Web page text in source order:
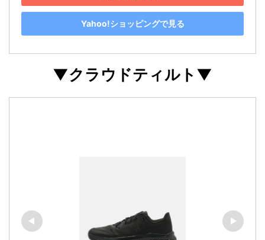
Yahoo!ショッピングで見る
▼クラウドティルト▼